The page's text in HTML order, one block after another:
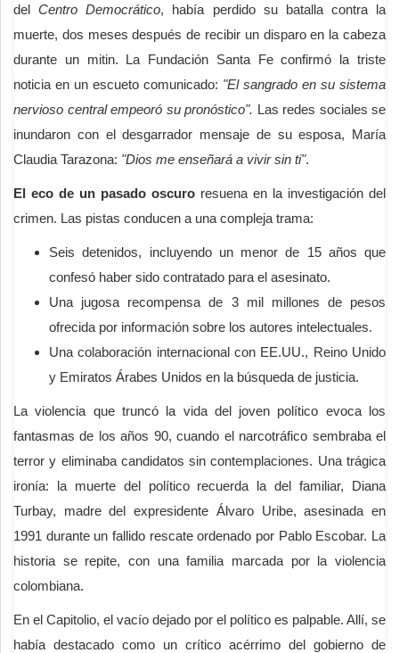
delCentro Democrático, había perdido su batalla contra la
muerte, dos meses después de recibir un disparo en la cabeza
durante un mitin. La Fundación Santa Fe confirmó la triste
noticia en un escueto comunicado: "El sangrado en su sistema
nervioso central empeoró su pronóstico". Las redes sociales se
inundaron con el desgarrador mensaje de su esposa, María
Claudia Tarazona: "Dios me enseñará a vivir sin ti".
El eco de un pasado oscuro resuena en la investigación del
crimen. Las pistas conducen a una compleja trama:
Seis detenidos, incluyendo un menor de 15 años que
confesó haber sido contratado para el asesinato.
Una jugosa recompensa de 3 mil millones de pesos
ofrecida por información sobre los autores intelectuales.
Una colaboración internacional con EE.UU., Reino Unido
y Emiratos Árabes Unidos en la búsqueda de justicia.
La violencia que truncó la vida del joven político evoca los
fantasmas de los años 90, cuando el narcotráfico sembraba el
terror y eliminaba candidatos sin contemplaciones. Una trágica
ironía: la muerte del político recuerda la del familiar, Diana
Turbay, madre del expresidente Álvaro Uribe, asesinada en
1991 durante un fallido rescate ordenado por Pablo Escobar. La
historia se repite, con una familia marcada por la violencia
colombiana.
En el Capitolio, el vacío dejado por el político es palpable. Allí, se
había destacado como un crítico acérrimo del gobierno de